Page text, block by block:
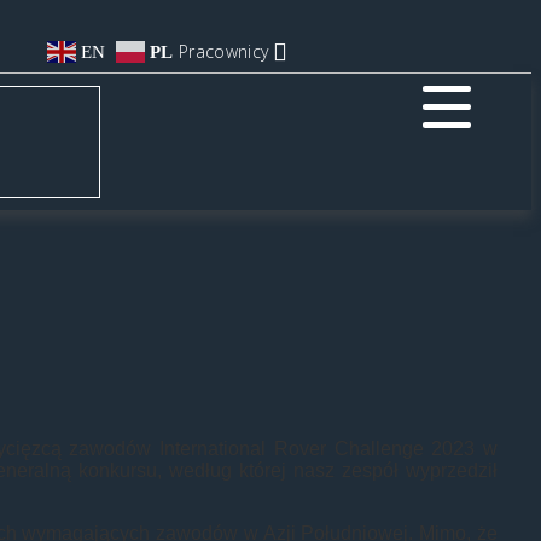
EN PL Pracownicy
zawodów International Rover Challenge 2023 w